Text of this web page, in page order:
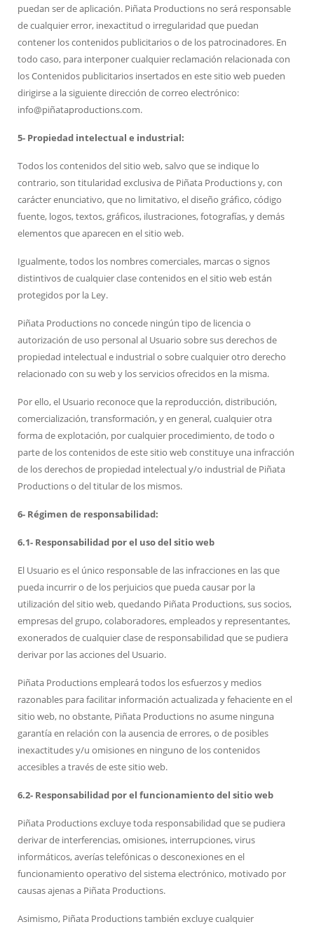
puedan ser de aplicación. Piñata Productions no será responsable
de cualquier error, inexactitud o irregularidad que puedan
contener los contenidos publicitarios o de los patrocinadores. En
todo caso, para interponer cualquier reclamación relacionada con
los Contenidos publicitarios insertados en este sitio web pueden
dirigirse a la siguiente dirección de correo electrónico:
info@piñataproductions.com.
5- Propiedad intelectual e industrial:
Todos los contenidos del sitio web, salvo que se indique lo
contrario, son titularidad exclusiva de Piñata Productionsy, con
carácter enunciativo, que no limitativo, el diseño gráfico, código
fuente, logos, textos, gráficos, ilustraciones, fotografías, y demás
elementos que aparecen en el sitio web.
Igualmente, todos los nombres comerciales, marcas o signos
distintivos de cualquier clase contenidos en el sitio web están
protegidos por la Ley.
Piñata Productions no concede ningún tipo de licencia o
autorización de uso personal al Usuario sobre sus derechos de
propiedad intelectual e industrial o sobre cualquier otro derecho
relacionado con su web y los servicios ofrecidos en la misma.
Por ello, el Usuario reconoce que la reproducción, distribución,
comercialización, transformación, y en general, cualquier otra
forma de explotación, por cualquier procedimiento, de todo o
parte de los contenidos de este sitio web constituye una infracción
de los derechos de propiedad intelectual y/o industrial de Piñata
Productions o del titular de los mismos.
6- Régimen de responsabilidad:
6.1- Responsabilidad por el uso del sitio web
El Usuario es el único responsable de las infracciones en las que
pueda incurrir o de los perjuicios que pueda causar por la
utilización del sitio web, quedando Piñata Productions, sus socios,
empresas del grupo, colaboradores, empleados y representantes,
exonerados de cualquier clase de responsabilidad que se pudiera
derivar por las acciones del Usuario.
Piñata Productions empleará todos los esfuerzos y medios
razonables para facilitar información actualizada y fehaciente en el
sitio web, no obstante, Piñata Productions no asume ninguna
garantía en relación con la ausencia de errores, o de posibles
inexactitudes y/u omisiones en ninguno de los contenidos
accesibles a través de este sitio web.
6.2- Responsabilidad por el funcionamiento del sitio web
Piñata Productions excluye toda responsabilidad que se pudiera
derivar de interferencias, omisiones, interrupciones, virus
informáticos, averías telefónicas o desconexiones en el
funcionamiento operativo del sistema electrónico, motivado por
causas ajenas a Piñata Productions.
Asimismo, Piñata Productions también excluye cualquier